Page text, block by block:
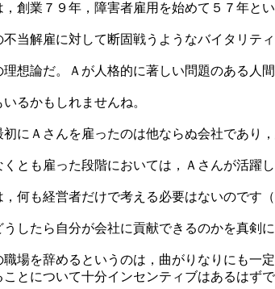
創業７９年，障害者雇用を始めて５７年と
当解雇に対して断固戦うようなバイタリテ
理想論だ。Ａが人格的に著しい問題のある人
るかもしれませんね。
にＡさんを雇ったのは他ならぬ会社であり
とも雇った段階においては，Ａさんが活躍
何も経営者だけで考える必要はないのです
うしたら自分が会社に貢献できるのかを真剣
職場を辞めるというのは，曲がりなりにも
とについて十分インセンティブはあるはずで